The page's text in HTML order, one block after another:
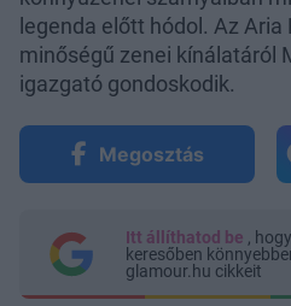
legenda előtt hódol. Az
minőségű zenei kínálatáról
igazgató gondoskodik.
Megosztás
Itt állíthatod be ,
keresőben
glamour.hu cikkeit